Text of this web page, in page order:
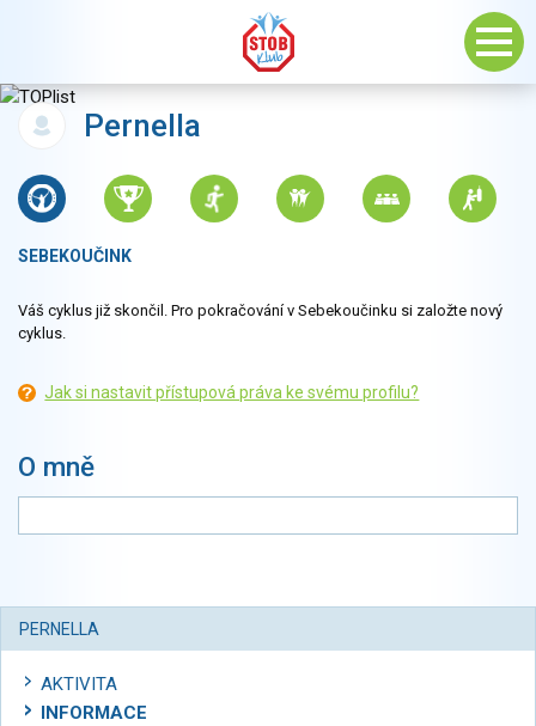
Pernella
SEBEKOUČINK
Váš cyklus již skončil. Pro pokračování v Sebekoučinku si založte nový
cyklus.
Jak si nastavit přístupová práva ke svému profilu?
O mně
PERNELLA
AKTIVITA
INFORMACE